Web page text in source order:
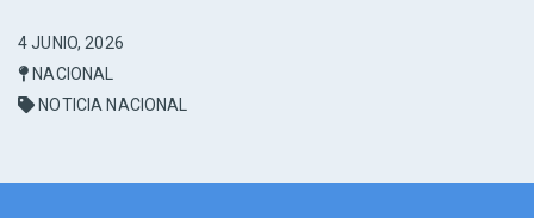
4 JUNIO, 2026
NACIONAL
NOTICIA NACIONAL